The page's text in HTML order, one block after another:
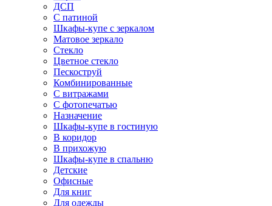
ДСП
С патиной
Шкафы-купе с зеркалом
Матовое зеркало
Стекло
Цветное стекло
Пескоструй
Комбинированные
С витражами
С фотопечатью
Назначение
Шкафы-купе в гостиную
В коридор
В прихожую
Шкафы-купе в спальню
Детские
Офисные
Для книг
Для одежды